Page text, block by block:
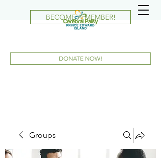
BECOME A MEMBER!
DONATE NOW!
Groups